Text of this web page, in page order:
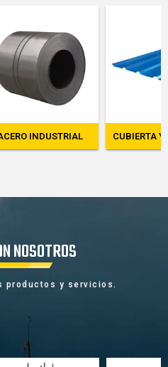
INDUSTRIAL CUBIERTA
NOSOTROS
productos y servicios.